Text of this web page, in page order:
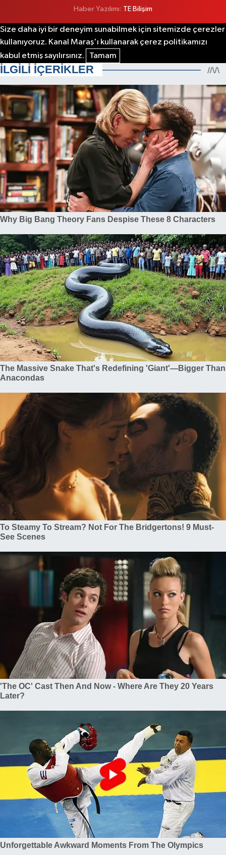
Haber Yazılımı: TE Bilişim
Size daha iyi bir deneyim sunabilmek için sitemizde çerezler
kullanıyoruz. Kanal Maraş'ı kullanarak çerez politikamızı
kabul etmiş sayılırsınız.
Tamam